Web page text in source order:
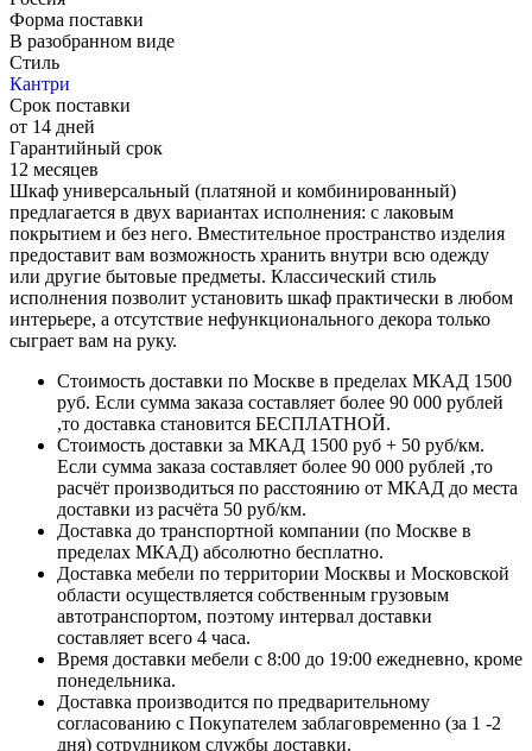
Форма поставки
В разобранном виде
Стиль
Кантри
Срок поставки
от 14 дней
Гарантийный срок
12 месяцев
Шкаф универсальный (платяной и комбинированный)
предлагается в двух вариантах исполнения: с лаковым
покрытием и без него. Вместительное пространство изделия
предоставит вам возможность хранить внутри всю одежду
или другие бытовые предметы. Классический стиль
исполнения позволит установить шкаф практически в любом
интерьере, а отсутствие нефункционального декора только
сыграет вам на руку.
Стоимость доставки по Москве в пределах МКАД 1500
руб. Если сумма заказа составляет более 90 000 рублей
,то доставка становится БЕСПЛАТНОЙ.
Стоимость доставки за МКАД 1500 руб + 50 руб/км.
Если сумма заказа составляет более 90 000 рублей ,то
расчёт производиться по расстоянию от МКАД до места
доставки из расчёта 50 руб/км.
Доставка до транспортной компании (по Москве в
пределах МКАД) абсолютно бесплатно.
Доставка мебели по территории Москвы и Московской
области осуществляется собственным грузовым
автотранспортом, поэтому интервал доставки
составляет всего 4 часа.
Время доставки мебели с 8:00 до 19:00 ежедневно, кроме
понедельника.
Доставка производится по предварительному
согласованию с Покупателем заблаговременно (за 1 -2
дня) сотрудником службы доставки.